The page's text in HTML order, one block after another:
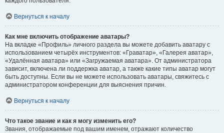
Вернуться к началу
Как мне включить отображение аватары?
На вкладке «Профиль» личного раздела вы можете добавить аватару с
использованием четырёх инструментов: «Граватар», «Галерея аватар»,
«Удалённая аватара» или «Загружаемая аватара». От администратора
зависит, включена ли поддержка аватар, а также какие типы аватар могут
быть доступны. Если вы не можете использовать аватары, свяжитесь с
администратором конференции для выяснения причин.
Вернуться к началу
Что такое звание и как я могу изменить его?
Звания, отображаемые под вашим именем, отражают количество